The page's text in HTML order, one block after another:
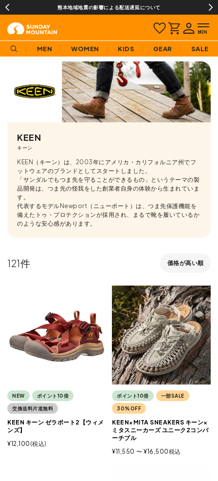
¥3,980(税込)以上のご購入で送料無料!
MEN WOMEN KIDS GEAR SALE
KEEN
キーン
KEEN（キーン）は、2003年にアメリカ・カリフォルニア州でフ
ットウェアのブランドとしてスタートしました。
「サンダルでもつま先を守ることができるもの」というテーマの製
品開発は、つま先の怪我をした創業者自身の体験から生まれていま
す。
代表するモデルNewport（ニューポート）は、つま先保護機能を
備えたトゥ・プロテクションが採用され、まるで靴を履いているか
のような安心感があります。
価格が高い順
121
NEW ポイント10倍
交換送料片道無料
KEEN キーン ゼラポート2【ウィメ
ンズ】
¥12,100 税込
ポイント10倍 一部SALE
30%OFF
KEEN×MITA SNEAKERS キーン×
ミタスニーカーズ ユニーク2コンバ
ーチブル
¥11,550 〜 ¥16,500税込